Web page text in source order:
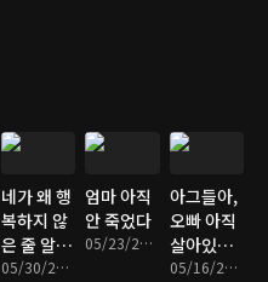
네가 왜 행
복하지 않
은 줄 알
아?
05/30/2026 • 1시간 21분
엄마 아직
안 죽었다
05/23/2026 • 1시간 21분
아그들아,
오빠 아직
살아있다
2부
05/16/2026 • 1시간 23분